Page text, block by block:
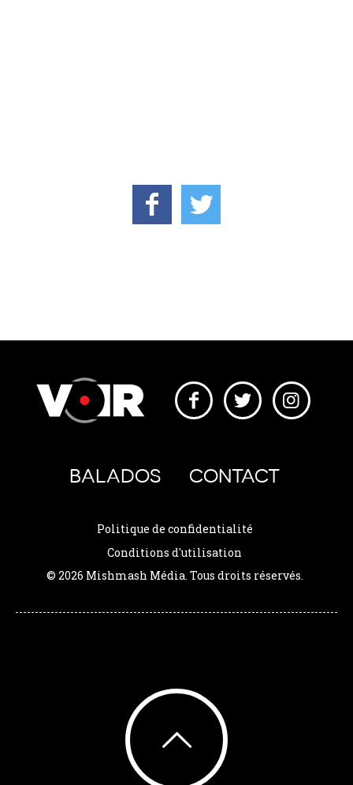
BALADOS CONTACT
Politique de confidentialité
Conditions d'utilisation
© 2026 Mishmash Média. Tous droits réservés.